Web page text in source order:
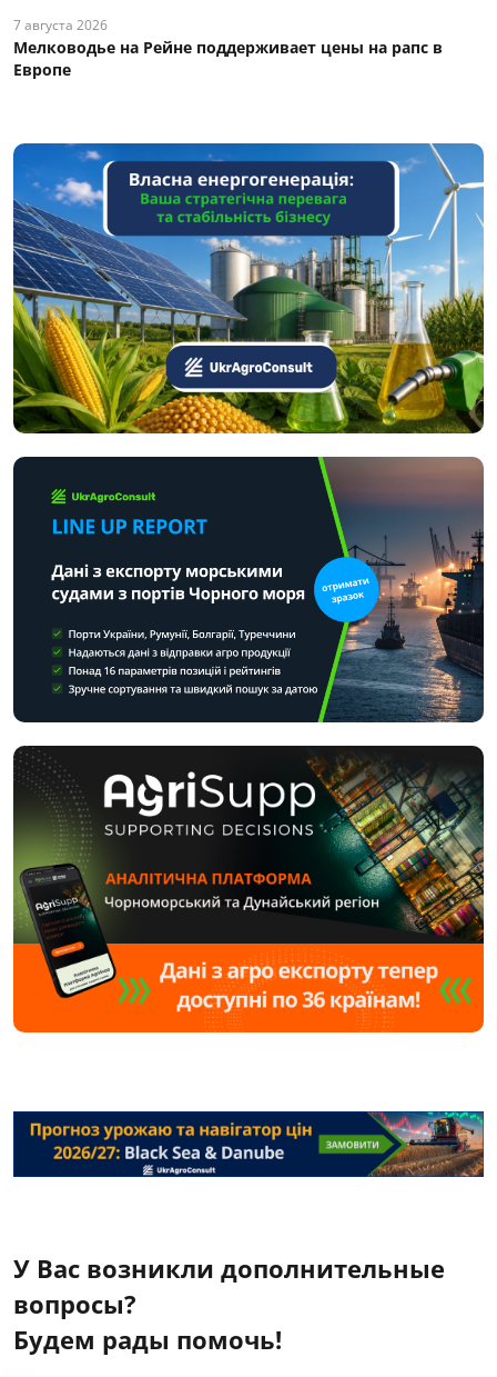
7 августа 2026
Мелководье на Рейне поддерживает цены на рапс в
Европе
У Вас возникли дополнительные
вопросы?
Будем рады помочь!